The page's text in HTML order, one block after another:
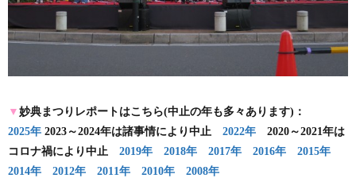
▼ 妙典まつりレポートはこちら(中止の年も多々あります)：
2025年 2023～2024年は諸事情により中止 2022年 2020～2021年は
コロナ禍により中止 2019年 2018年 2017年 2016年
2015年
2014年
2012年 2011年 2010年 2008年